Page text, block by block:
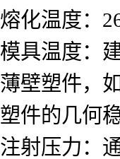
熔化温度：
模具温度：
薄壁塑件，
塑件的几何
注射压力：